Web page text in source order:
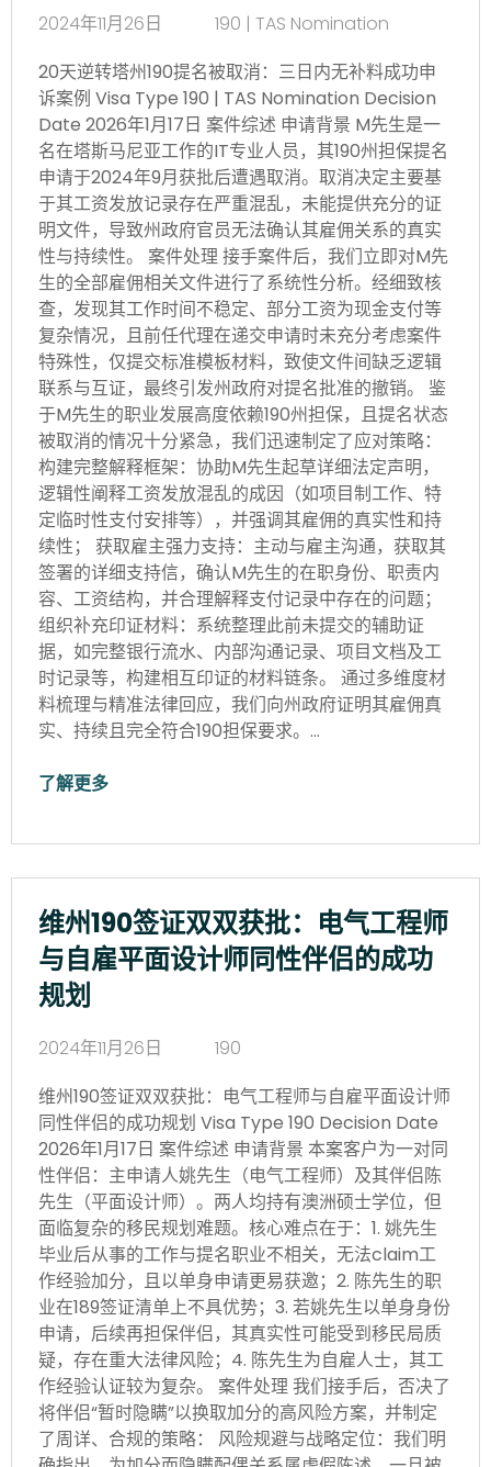
2024年11月26日
190 | TAS Nomination
20天逆转塔州190提名被取消：三日内无补料成功申
诉案例 Visa Type 190 | TAS Nomination Decision
Date 2026年1月17日 案件综述 申请背景 M先生是一
名在塔斯马尼亚工作的IT专业人员，其190州担保提名
申请于2024年9月获批后遭遇取消。取消决定主要基
于其工资发放记录存在严重混乱，未能提供充分的证
明文件，导致州政府官员无法确认其雇佣关系的真实
性与持续性。 案件处理 接手案件后，我们立即对M先
生的全部雇佣相关文件进行了系统性分析。经细致核
查，发现其工作时间不稳定、部分工资为现金支付等
复杂情况，且前任代理在递交申请时未充分考虑案件
特殊性，仅提交标准模板材料，致使文件间缺乏逻辑
联系与互证，最终引发州政府对提名批准的撤销。 鉴
于M先生的职业发展高度依赖190州担保，且提名状态
被取消的情况十分紧急，我们迅速制定了应对策略：
构建完整解释框架：协助M先生起草详细法定声明，
逻辑性阐释工资发放混乱的成因（如项目制工作、特
定临时性支付安排等），并强调其雇佣的真实性和持
续性； 获取雇主强力支持：主动与雇主沟通，获取其
签署的详细支持信，确认M先生的在职身份、职责内
容、工资结构，并合理解释支付记录中存在的问题；
组织补充印证材料：系统整理此前未提交的辅助证
据，如完整银行流水、内部沟通记录、项目文档及工
时记录等，构建相互印证的材料链条。 通过多维度材
料梳理与精准法律回应，我们向州政府证明其雇佣真
实、持续且完全符合190担保要求。…
了解更多
维州190签证双双获批：电气工程师
与自雇平面设计师同性伴侣的成功
规划
2024年11月26日
190
维州190签证双双获批：电气工程师与自雇平面设计师
同性伴侣的成功规划 Visa Type 190 Decision Date
2026年1月17日 案件综述 申请背景 本案客户为一对同
性伴侣：主申请人姚先生（电气工程师）及其伴侣陈
先生（平面设计师）。两人均持有澳洲硕士学位，但
面临复杂的移民规划难题。核心难点在于：1. 姚先生
毕业后从事的工作与提名职业不相关，无法claim工
作经验加分，且以单身申请更易获邀；2. 陈先生的职
业在189签证清单上不具优势；3. 若姚先生以单身身份
申请，后续再担保伴侣，其真实性可能受到移民局质
疑，存在重大法律风险；4. 陈先生为自雇人士，其工
作经验认证较为复杂。 案件处理 我们接手后，否决了
将伴侣“暂时隐瞒”以换取加分的高风险方案，并制定
了周详、合规的策略： 风险规避与战略定位：我们明